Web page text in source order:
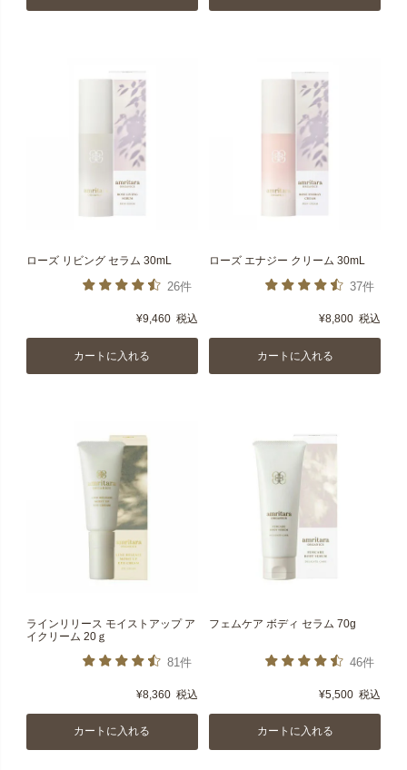
ローズ リビング セラム 30mL
26件
¥9,460 税込
カートに入れる
ローズ エナジー クリーム 30mL
37件
¥8,800 税込
カートに入れる
ラインリリース モイストアップ ア
イクリーム 20ｇ
81件
¥8,360 税込
カートに入れる
フェムケア ボディ セラム 70g
46件
¥5,500 税込
カートに入れる